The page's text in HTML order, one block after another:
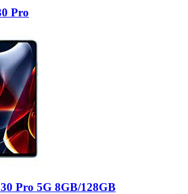
Pro
Pro 5G 8GB/128GB